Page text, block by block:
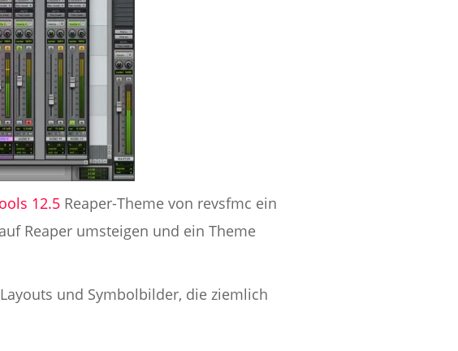
12.5 Reaper-Theme von revsfmc ein
Reaper umsteigen und ein Theme
und Symbolbilder, die ziemlich